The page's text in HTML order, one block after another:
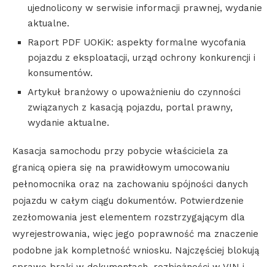
ujednolicony w serwisie informacji prawnej, wydanie
aktualne.
Raport PDF UOKiK: aspekty formalne wycofania
pojazdu z eksploatacji, urząd ochrony konkurencji i
konsumentów.
Artykuł branżowy o upoważnieniu do czynności
związanych z kasacją pojazdu, portal prawny,
wydanie aktualne.
Kasacja samochodu przy pobycie właściciela za
granicą opiera się na prawidłowym umocowaniu
pełnomocnika oraz na zachowaniu spójności danych
pojazdu w całym ciągu dokumentów. Potwierdzenie
zezłomowania jest elementem rozstrzygającym dla
wyrejestrowania, więc jego poprawność ma znaczenie
podobne jak kompletność wniosku. Najczęściej blokują